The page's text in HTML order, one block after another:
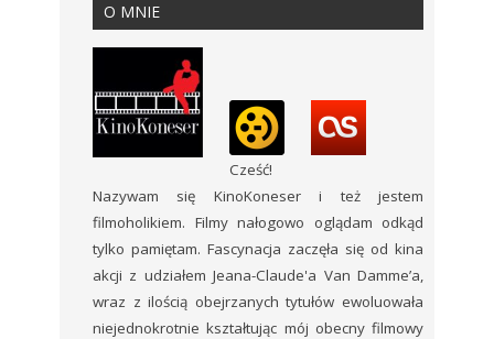
O MNIE
Cześć!
Nazywam się KinoKoneser i też jestem
filmoholikiem. Filmy nałogowo oglądam odkąd
tylko pamiętam. Fascynacja zaczęła się od kina
akcji z udziałem Jeana-Claude'a Van Damme’a,
wraz z ilością obejrzanych tytułów ewoluowała
niejednokrotnie kształtując mój obecny filmowy